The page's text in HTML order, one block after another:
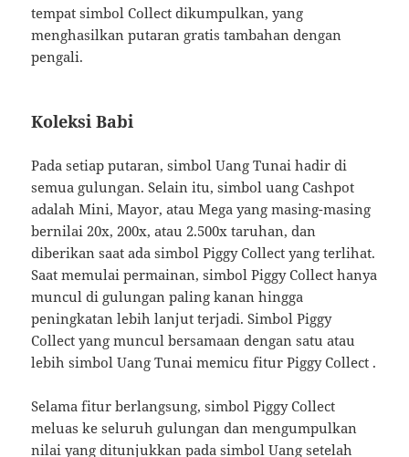
tempat simbol Collect dikumpulkan, yang
menghasilkan putaran gratis tambahan dengan
pengali.
Koleksi Babi
Pada setiap putaran, simbol Uang Tunai hadir di
semua gulungan. Selain itu, simbol uang Cashpot
adalah Mini, Mayor, atau Mega yang masing-masing
bernilai 20x, 200x, atau 2.500x taruhan, dan
diberikan saat ada simbol Piggy Collect yang terlihat.
Saat memulai permainan, simbol Piggy Collect hanya
muncul di gulungan paling kanan hingga
peningkatan lebih lanjut terjadi. Simbol Piggy
Collect yang muncul bersamaan dengan satu atau
lebih simbol Uang Tunai memicu fitur Piggy Collect .
Selama fitur berlangsung, simbol Piggy Collect
meluas ke seluruh gulungan dan mengumpulkan
nilai yang ditunjukkan pada simbol Uang setelah